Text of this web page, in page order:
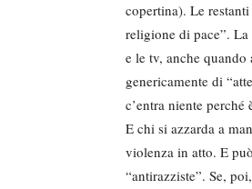
copertina). Le
religione di pace”.
e le tv, anche
genericamente di
c’entra niente
E chi si azzarda a
violenza in atto. E
“antirazziste”. Se,